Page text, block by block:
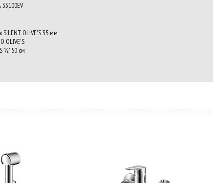
OLIVE'S 35 мм
OLIVE'S
½' 50 см